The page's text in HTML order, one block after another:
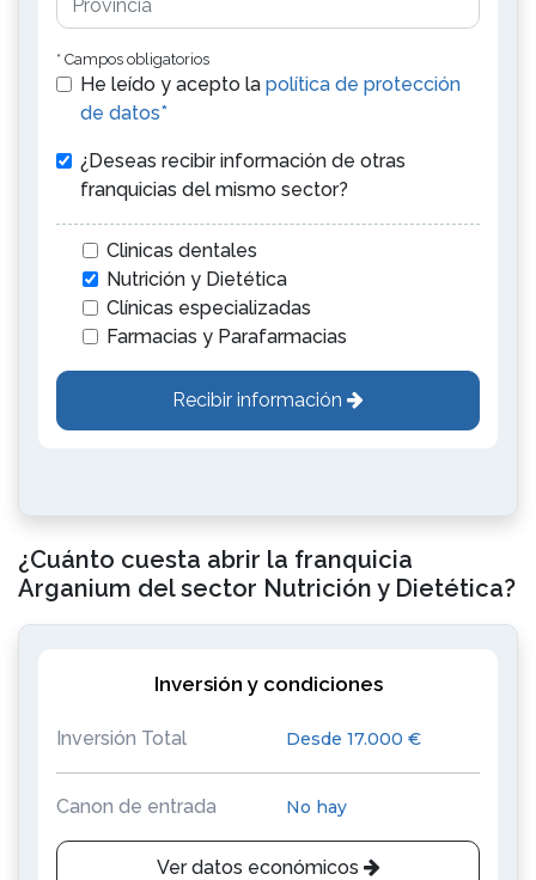
* Campos obligatorios
He leído y acepto la política de protección
de datos*
¿Deseas recibir información de otras
franquicias del mismo sector?
Clinicas dentales
Nutrición y Dietética
Clínicas especializadas
Farmacias y Parafarmacias
Recibir información
¿Cuánto cuesta abrir la franquicia
Arganium del sector Nutrición y Dietética?
Inversión y condiciones
Inversión Total Desde 17.000 €
Canon de entrada No hay
Ver datos económicos